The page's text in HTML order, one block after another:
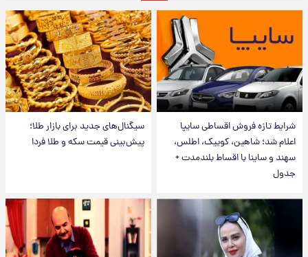
شرایط تازه فروش اقساطی سایپا
اعلام شد؛ شاهین، کوییک، اطلس،
سهند و ساینا با اقساط بلندمدت +
جدول
سیگنال‌های جدید برای بازار طلا؛
پیش‌بینی قیمت سکه و طلا فردا